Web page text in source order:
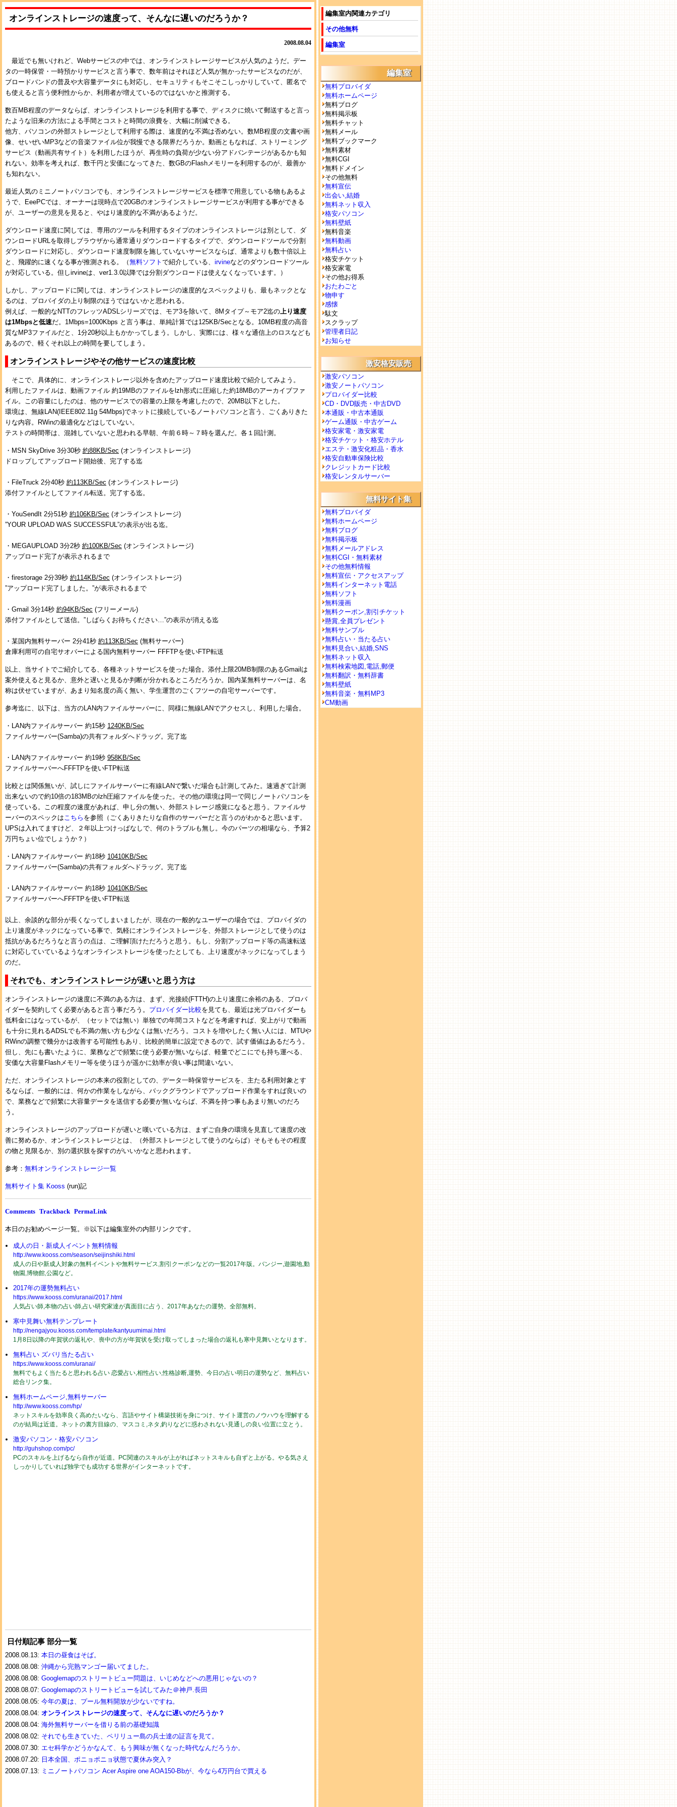
オンラインストレージの速度って、そんなに遅いのだろうか？
2008.08.04
最近でも無いけれど、Webサービスの中では、オンラインストレージサービスが人気のようだ。デー
タの一時保管・一時預かりサービスと言う事で、数年前はそれほど人気が無かったサービスなのだが、
ブロードバンドの普及や大容量データにも対応し、セキュリティもそこそこしっかりしていて、匿名で
も使えると言う便利性からか、利用者が増えているのではないかと推測する。
数百MB程度のデータならば、オンラインストレージを利用する事で、ディスクに焼いて郵送すると言っ
たような旧来の方法による手間とコストと時間の浪費を、大幅に削減できる。
他方、パソコンの外部ストレージとして利用する際は、速度的な不満は否めない。数MB程度の文書や画
像、せいぜいMP3などの音楽ファイル位が我慢できる限界だろうか。動画ともなれば、ストリーミング
サービス（動画共有サイト）を利用したほうが、再生時の負荷が少ない分アドバンテージがあるかも知
れない。効率を考えれば、数千円と安価になってきた、数GBのFlashメモリーを利用するのが、最善か
も知れない。
最近人気のミニノートパソコンでも、オンラインストレージサービスを標準で用意している物もあるよ
うで、EeePCでは、オーナーは現時点で20GBのオンラインストレージサービスが利用する事ができる
が、ユーザーの意見を見ると、やはり速度的な不満があるようだ。
ダウンロード速度に関しては、専用のツールを利用するタイプのオンラインストレージは別として、ダ
ウンロードURLを取得しブラウザから通常通りダウンロードするタイプで、ダウンロードツールで分割
ダウンロードに対応し、ダウンロード速度制限を施していないサービスならば、通常よりも数十倍以上
と、飛躍的に速くなる事が推測される。
（無料ソフト で紹介している、 irvineなどのダウンロードツール
が対応している。但しirvineは、ver1.3.0以降では分割ダウンロードは使えなくなっています。）
しかし、アップロードに関しては、オンラインストレージの速度的なスペックよりも、最もネックとな
るのは、プロバイダの上り制限のほうではないかと思われる。
例えば、一般的なNTTのフレッツADSLシリーズでは、モア3を除いて、8Mタイプ～モア2迄の上り速度
は1Mbpsと低速だ。1Mbps=1000Kbps と言う事は、単純計算では125KB/Secとなる。10MB程度の高音
質なMP3ファイルだと、1分20秒以上もかかってしまう。しかし、実際には、様々な通信上のロスなども
あるので、軽くそれ以上の時間を要してしまう。
オンラインストレージやその他サービスの速度比較
そこで、具体的に、オンラインストレージ以外を含めたアップロード速度比較で紹介してみよう。
利用したファイルは、動画ファイル 約19MBのファイルをlzh形式に圧縮した約18MBのアーカイブファ
イル。この容量にしたのは、他のサービスでの容量の上限を考慮したので、20MB以下とした。
環境は、無線LAN(IEEE802.11g 54Mbps)でネットに接続しているノートパソコンと言う、ごくありきた
りな内容。RWinの最適化などはしていない。
テストの時間帯は、混雑していないと思われる早朝、午前６時～７時を選んだ。各１回計測。
・MSN SkyDrive 3分30秒 約88KB/Sec (オンラインストレージ)
ドロップしてアップロード開始後、完了する迄
・FileTruck 2分40秒 約113KB/Sec (オンラインストレージ)
添付ファイルとしてファイル転送。完了する迄。
・YouSendIt 2分51秒 約106KB/Sec (オンラインストレージ)
”YOUR UPLOAD WAS SUCCESSFUL”の表示が出る迄。
・MEGAUPLOAD 3分2秒 約100KB/Sec (オンラインストレージ)
アップロード完了が表示されるまで
・firestorage 2分39秒 約114KB/Sec (オンラインストレージ)
”アップロード完了しました。”が表示されるまで
・Gmail 3分14秒 約94KB/Sec (フリーメール)
添付ファイルとして送信。”しばらくお待ちください…”の表示が消える迄
・某国内無料サーバー 2分41秒 約113KB/Sec (無料サーバー)
倉庫利用可の自宅サオバーによる国内無料サーバー FFFTPを使いFTP転送
以上、当サイトでご紹介してる、各種ネットサービスを使った場合。添付上限20MB制限のあるGmailは
案外使えると見るか、意外と遅いと見るか判断が分かれるところだろうか。国内某無料サーバーは、名
称は伏せていますが、あまり知名度の高く無い、学生運営のごくフツーの自宅サーバーです。
参考迄に、以下は、当方のLAN内ファイルサーバーに、同様に無線LANでアクセスし、利用した場合。
・LAN内ファイルサーバー 約15秒 1240KB/Sec
ファイルサーバー(Samba)の共有フォルダへドラッグ。完了迄
・LAN内ファイルサーバー 約19秒 958KB/Sec
ファイルサーバーへFFFTPを使いFTP転送
比較とは関係無いが、試しにファイルサーバーに有線LANで繋いだ場合も計測してみた。速過ぎて計測
出来ないので約10倍の183MBのlzh圧縮ファイルを使った。その他の環境は同一で同じノートパソコンを
使っている。この程度の速度があれば、申し分の無い、外部ストレージ感覚になると思う。ファイルサ
ーバーのスペックはこちら を参照 （ごくありきたりな自作のサーバーだと言うのがわかると思います。
UPSは入れてますけど、２年以上つけっぱなしで、何のトラブルも無し。今のパーツの相場なら、予算2
万円ちょい位でしょうか？）
・LAN内ファイルサーバー 約18秒 10410KB/Sec
ファイルサーバー(Samba)の共有フォルダへドラッグ。完了迄
・LAN内ファイルサーバー 約18秒 10410KB/Sec
ファイルサーバーへFFFTPを使いFTP転送
以上、余談的な部分が長くなってしまいましたが、現在の一般的なユーザーの場合では、プロバイダの
上り速度がネックになっている事で、気軽にオンラインストレージを、外部ストレージとして使うのは
抵抗があるだろうなと言うの点は、ご理解頂けただろうと思う。もし、分割アップロード等の高速転送
に対応していているようなオンラインストレージを使ったとしても、上り速度がネックになってしまう
のだ。
それでも、オンラインストレージが遅いと思う方は
オンラインストレージの速度に不満のある方は、まず、光接続(FTTH)の上り速度に余裕のある、プロバ
イダーを契約してく必要があると言う事だろう。 プロバイダー比較を見ても、最近は光プロバイダーも
低料金にはなっているが、（セットでは無い）単独での年間コストなどを考慮すれば、安上がりで動画
も十分に見れるADSLでも不満の無い方も少なくは無いだろう。コストを増やしたく無い人には、MTUや
RWinの調整で幾分かは改善する可能性もあり、比較的簡単に設定できるので、試す価値はあるだろう。
但し、先にも書いたように、業務などで頻繁に使う必要が無いならば、軽量でどこにでも持ち運べる、
安価な大容量Flashメモリー等を使うほうが遥かに効率が良い事は間違いない。
ただ、オンラインストレージの本来の役割としての、データ一時保管サービスを、主たる利用対象とす
るならば、一般的には、何かの作業をしながら、バックグラウンドでアップロード作業をすれば良いの
で、業務などで頻繁に大容量データを送信する必要が無いならば、不満を持つ事もあまり無いのだろ
う。
オンラインストレージのアップロードが遅いと嘆いている方は、まずご自身の環境を見直して速度の改
善に努めるか、オンラインストレージとは、（外部ストレージとして使うのならば）そもそもその程度
の物と見限るか、別の選択肢を探すのがいいかなと思われます。
参考： 無料オンラインストレージ一覧
無料サイト集 Kooss (run)記
Comments Trackback PermaLink
本日のお勧めページ一覧。※以下は編集室外の内部リンクです。
成人の日・新成人イベント無料情報
http://www.kooss.com/season/seijinshiki.html
成人の日や新成人対象の無料イベントや無料サービス,割引クーポンなどの一覧2017年版。バンジー,遊園地,動
物園,博物館,公園など。
2017年の運勢無料占い
https://www.kooss.com/uranai/2017.html
人気占い師,本物の占い師,占い研究家達が真面目に占う、2017年あなたの運勢。全部無料。
寒中見舞い無料テンプレート
http://nengajyou.kooss.com/template/kantyuumimai.html
1月8日以降の年賀状の返礼や、喪中の方が年賀状を受け取ってしまった場合の返礼も寒中見舞いとなります。
無料占い ズバリ当たる占い
https://www.kooss.com/uranai/
無料でもよく当たると思われる占い 恋愛占い,相性占い,性格診断,運勢、今日の占い明日の運勢など、無料占い
総合リンク集。
無料ホームページ,無料サーバー
http://www.kooss.com/hp/
ネットスキルを効率良く高めたいなら、言語やサイト構築技術を身につけ、サイト運営のノウハウを理解する
のが結局は近道。ネットの裏方目線の、マスコミ,ネタ,釣りなどに惑わされない見通しの良い位置に立とう。
激安パソコン・格安パソコン
http://guhshop.com/pc/
PCのスキルを上げるなら自作が近道。PC関連のスキルが上がればネットスキルも自ずと上がる。やる気さえ
しっかりしていれば独学でも成功する世界がインターネットです。
日付順記事 部分一覧
2008.08.13: 本日の昼食はそば。
2008.08.08: 沖縄から完熟マンゴー届いてました。
2008.08.08: Googlemapのストリートビュー問題は、いじめなどへの悪用じゃないの？
2008.08.07: Googlemapのストリートビューを試してみた＠神戸.長田
2008.08.05: 今年の夏は、プール無料開放が少ないですね。
2008.08.04: オンラインストレージの速度って、そんなに遅いのだろうか？
2008.08.04: 海外無料サーバーを借りる前の基礎知識
2008.08.02: それでも生きていた、ペリリュー島の兵士達の証言を見て。
2008.07.30: エセ科学かどうかなんて、もう興味が無くなった時代なんだろうか。
2008.07.20: 日本全国、ポニョポニョ状態で夏休み突入？
2008.07.13: ミニノートパソコン Acer Aspire one AOA150-Bbが、今なら4万円台で買える
編集室内関連カテゴリ
その他無料
編集室
編集室
無料プロバイダ
無料ホームページ
無料ブログ
無料掲示板
無料チャット
無料メール
無料ブックマーク
無料素材
無料CGI
無料ドメイン
その他無料
無料宣伝
出会い,結婚
無料ネット収入
格安パソコン
無料壁紙
無料音楽
無料動画
無料占い
格安チケット
格安家電
その他お得系
おたわごと
物申す
感懐
駄文
スクラップ
管理者日記
お知らせ
激安格安販売
激安パソコン
激安ノートパソコン
プロバイダー比較
CD・DVD販売・中古DVD
本通販・中古本通販
ゲーム通販・中古ゲーム
格安家電・激安家電
格安チケット・格安ホテル
エステ・激安化粧品・香水
格安自動車保険比較
クレジットカード比較
格安レンタルサーバー
無料サイト集
無料プロバイダ
無料ホームページ
無料ブログ
無料掲示板
無料メールアドレス
無料CGI・無料素材
その他無料情報
無料宣伝・アクセスアップ
無料インターネット電話
無料ソフト
無料漫画
無料クーポン,割引チケット
懸賞,全員プレゼント
無料サンプル
無料占い・当たる占い
無料見合い,結婚,SNS
無料ネット収入
無料検索地図,電話,郵便
無料翻訳・無料辞書
無料壁紙
無料音楽・無料MP3
CM動画